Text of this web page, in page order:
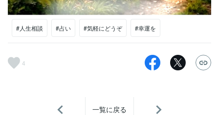
#人生相談 #占い #気軽にどうぞ #幸運を
4
一覧に戻る